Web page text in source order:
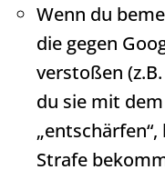
Wenn du
die gegen
verstoßen
du sie mit
Strafe